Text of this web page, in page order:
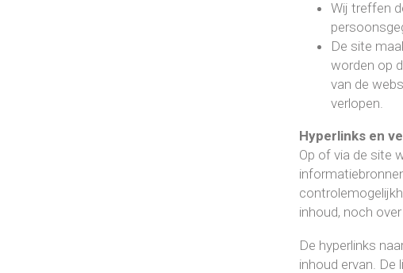
Wij treffen
De site
worden op
van de
verlopen.
Hyperlinks en
Op of via de site
inhoud, noch
De hyperlinks
inhoud ervan. De